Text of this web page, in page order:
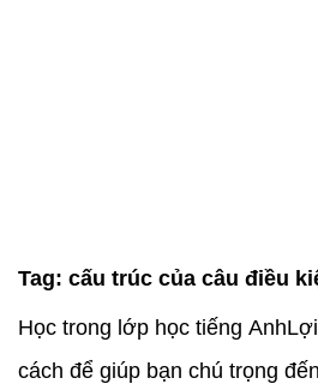
Tag: cấu trúc của câu điều
Học trong lớp học tiếng
cách để giúp bạn chú trọng